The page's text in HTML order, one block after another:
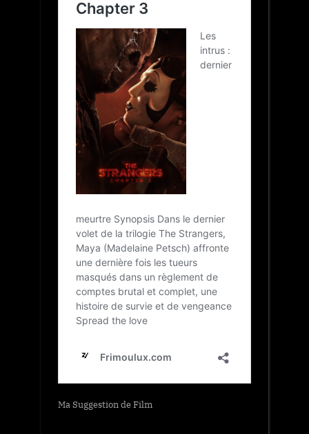
Ma Suggestion de Film